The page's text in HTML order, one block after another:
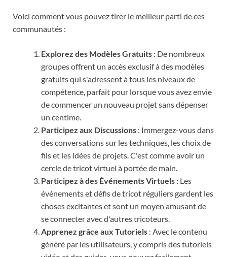
Voici comment vous pouvez tirer le meilleur parti de ces
communautés :
Explorez des Modèles Gratuits : De nombreux
groupes offrent un accès exclusif à des modèles
gratuits qui s'adressent à tous les niveaux de
compétence, parfait pour lorsque vous avez envie
de commencer un nouveau projet sans dépenser
un centime.
Participez aux Discussions : Immergez-vous dans
des conversations sur les techniques, les choix de
fils et les idées de projets. C'est comme avoir un
cercle de tricot virtuel à portée de main.
Participez à des Événements Virtuels : Les
événements et défis de tricot réguliers gardent les
choses excitantes et sont un moyen amusant de
se connecter avec d'autres tricoteurs.
Apprenez grâce aux Tutoriels : Avec le contenu
généré par les utilisateurs, y compris des tutoriels